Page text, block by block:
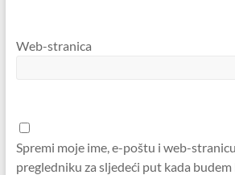
Web-stranica
Spremi moje ime, e-poštu i web-
pregledniku za sljedeći put kada